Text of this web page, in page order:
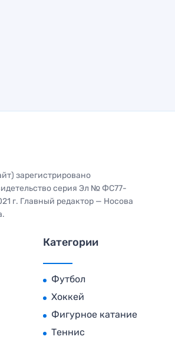
зарегистрировано
серия Эл № ФС77-
г. Главный редактор — Носова
Категории
Футбол
Хоккей
Фигурное катание
Теннис